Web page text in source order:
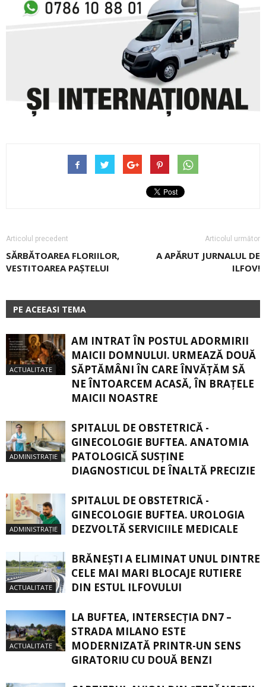
Articolul precedent
SĂRBĂTOAREA FLORIILOR,
VESTITOAREA PAȘTELUI
Articolul următor
A APĂRUT JURNALUL DE
ILFOV!
PE ACEEASI TEMA
ACTUALITATE
AM INTRAT ÎN POSTUL ADORMIRII
MAICII DOMNULUI. URMEAZĂ DOUĂ
SĂPTĂMÂNI ÎN CARE ÎNVĂŢĂM SĂ
NE ÎNTOARCEM ACASĂ, ÎN BRAŢELE
MAICII NOASTRE
ADMINISTRAȚIE
SPITALUL DE OBSTETRICĂ -
GINECOLOGIE BUFTEA. ANATOMIA
PATOLOGICĂ SUSŢINE
DIAGNOSTICUL DE ÎNALTĂ PRECIZIE
ADMINISTRAȚIE
SPITALUL DE OBSTETRICĂ -
GINECOLOGIE BUFTEA. UROLOGIA
DEZVOLTĂ SERVICIILE MEDICALE
ACTUALITATE
BRĂNEȘTI A ELIMINAT UNUL DINTRE
CELE MAI MARI BLOCAJE RUTIERE
DIN ESTUL ILFOVULUI
ACTUALITATE
LA BUFTEA, INTERSECŢIA DN7 –
STRADA MILANO ESTE
MODERNIZATĂ PRINTR-UN SENS
GIRATORIU CU DOUĂ BENZI